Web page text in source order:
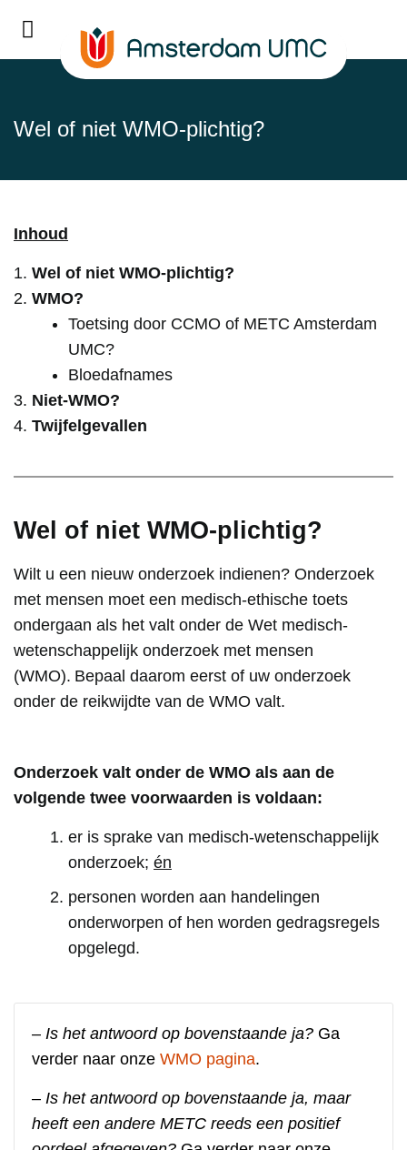
Wel of niet WMO-plichtig?
Inhoud
Wel of niet WMO-plichtig?
WMO?
Toetsing door CCMO of METC Amsterdam
UMC?
Bloedafnames
Niet-WMO?
Twijfelgevallen
Wel of niet WMO-plichtig?
Wilt u een nieuw onderzoek indienen? Onderzoek
met mensen moet een medisch-ethische toets
ondergaan als het valt onder de Wet medisch-
wetenschappelijk onderzoek met mensen
(WMO). Bepaal daarom eerst of uw onderzoek
onder de reikwijdte van de WMO valt.
Onderzoek valt onder de WMO als aan de
volgende twee voorwaarden is voldaan:
er is sprake van medisch-wetenschappelijk
onderzoek; én
personen worden aan handelingen
onderworpen of hen worden gedragsregels
opgelegd.
– Is het antwoord op bovenstaande ja? Ga
verder naar onze WMO pagina.
– Is het antwoord op bovenstaande ja, maar
heeft een andere METC reeds een positief